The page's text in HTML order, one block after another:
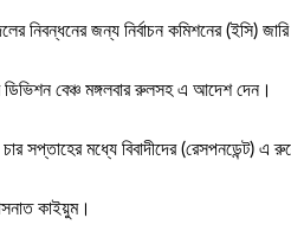
জন্য নির্বাচন কমিশনের (ইসি)
ডিভিশন বেঞ্চ মঙ্গলবার রুলসহ এ আদেশ দেন।
মধ্যে বিবাদীদের (রেসপনডেন্ট) এ
কাইয়ুম।